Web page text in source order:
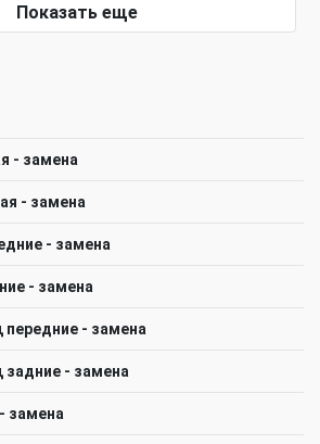
Показать еще
- замена
- замена
- замена
- замена
- замена
- замена
замена